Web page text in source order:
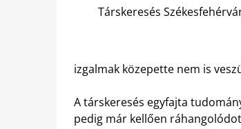
Társkeresés
izgalmak közepette nem is
A társkeresés egyfajta
pedig már kellően